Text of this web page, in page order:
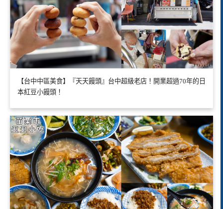
【台中中區美食】『天天饅頭』台中超級老店！開業超過70年的日
本紅豆小饅頭！